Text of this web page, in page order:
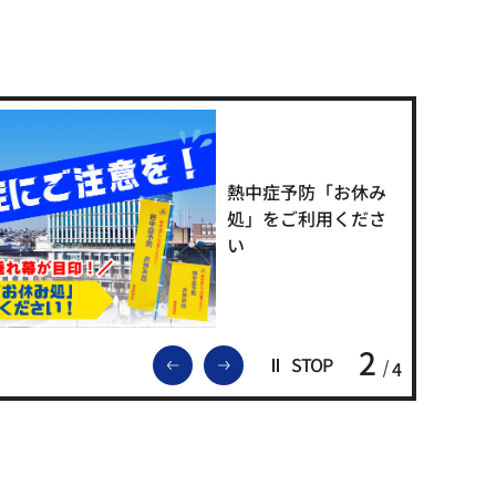
前のスライドを表示
次のスライドを表示
STOP 2 4
熱中症予防「お休み
処」をご利用くださ
い